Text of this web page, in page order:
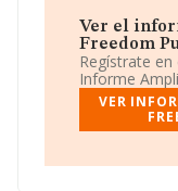
en otras
Sociedad
al por menor de
especializados'
importación y/o
La sociedad
15 3 Cd, (07012),
Ver el
Freedom
Regístrate
Informe
VER